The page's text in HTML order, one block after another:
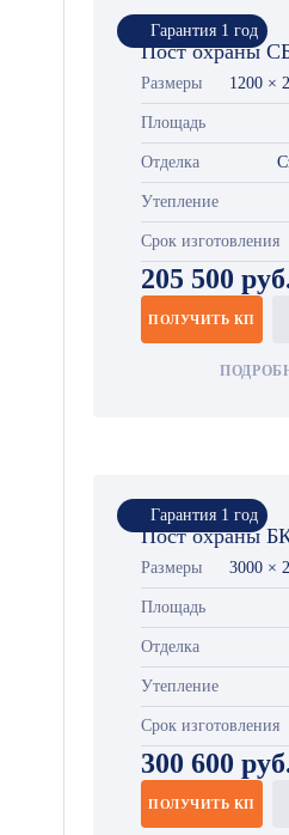
Гарантия 1 год
Пост охраны
Размеры 1200 ×
Площадь
Отделка
Утепление
Срок изготовления
205 500
ПОЛУЧИТЬ КП
Гарантия 1 год
Пост охраны
Размеры 3000 ×
Площадь
Отделка
Утепление
Срок изготовления
300 600
ПОЛУЧИТЬ КП